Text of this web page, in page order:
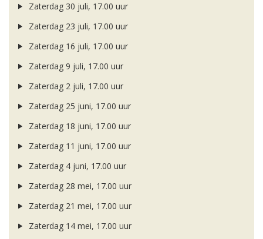
Zaterdag 30 juli, 17.00 uur
Zaterdag 23 juli, 17.00 uur
Zaterdag 16 juli, 17.00 uur
Zaterdag 9 juli, 17.00 uur
Zaterdag 2 juli, 17.00 uur
Zaterdag 25 juni, 17.00 uur
Zaterdag 18 juni, 17.00 uur
Zaterdag 11 juni, 17.00 uur
Zaterdag 4 juni, 17.00 uur
Zaterdag 28 mei, 17.00 uur
Zaterdag 21 mei, 17.00 uur
Zaterdag 14 mei, 17.00 uur